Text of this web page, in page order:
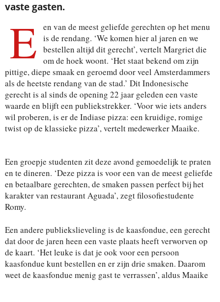
vaste gasten.
E
en van de meest geliefde gerechten op het menu
is de rendang. ‘We komen hier al jaren en we
bestellen altijd dit gerecht’, vertelt Margriet die
om de hoek woont. ‘Het staat bekend om zijn
pittige, diepe smaak en geroemd door veel Amsterdammers
als de heetste rendang van de stad.’ Dit Indonesische
gerecht is al sinds de opening 22 jaar geleden een vaste
waarde en blijft een publiekstrekker. ‘Voor wie iets anders
wil proberen, is er de Indiase pizza: een kruidige, romige
twist op de klassieke pizza’, vertelt medewerker Maaike.
Een groepje studenten zit deze avond gemoedelijk te praten
en te dineren. ‘Deze pizza is voor een van de meest geliefde
en betaalbare gerechten, de smaken passen perfect bij het
karakter van restaurant Aguada’, zegt filosofiestudente
Romy.
Een andere publiekslieveling is de kaasfondue, een gerecht
dat door de jaren heen een vaste plaats heeft verworven op
de kaart. ‘Het leuke is dat je ook voor een persoon
kaasfondue kunt bestellen en er zijn drie smaken. Daarom
weet de kaasfondue menig gast te verrassen’, aldus Maaike